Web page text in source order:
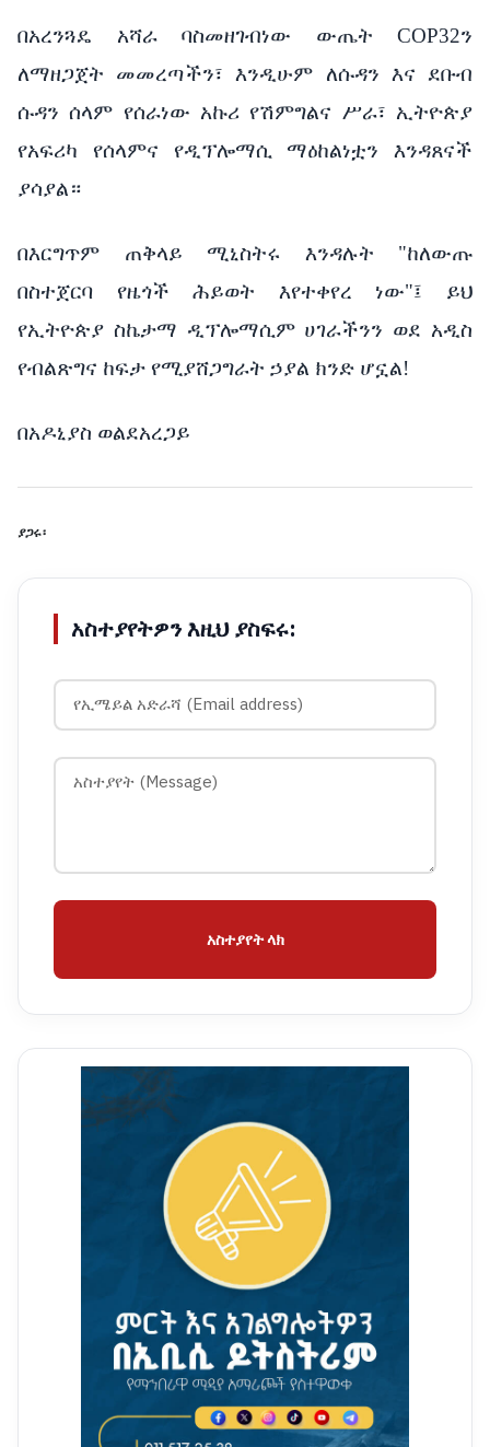
በአረንጓዴ አሻራ ባስመዘገብነው ውጤት COP32ን
ለማዘጋጀት መመረጣችን፣ እንዲሁም ለሱዳን እና ደቡብ
ሱዳን ሰላም የሰራነው አኩሪ የሽምግልና ሥራ፣ ኢትዮጵያ
የአፍሪካ የሰላምና የዲፕሎማሲ ማዕከልነቷን እንዳጸናች
ያሳያል።
በእርግጥም ጠቅላይ ሚኒስትሩ እንዳሉት "ከለውጡ
በስተጀርባ የዜጎች ሕይወት እየተቀየረ ነው"፤ ይህ
የኢትዮጵያ ስኬታማ ዲፕሎማሲም ሀገራችንን ወደ አዲስ
የብልጽግና ከፍታ የሚያሸጋግራት ኃያል ክንድ ሆኗል!
በአዶኒያስ ወልደአረጋይ
ያጋሩ፡
አስተያየትዎን እዚህ ያስፍሩ:
አስተያየት ላክ